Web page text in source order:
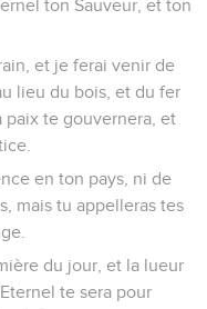
ton Sauveur, et ton
et je ferai venir de
lieu du bois, et du fer
paix te gouvernera, et
en ton pays, ni de
mais tu appelleras tes
du jour, et la lueur
te sera pour